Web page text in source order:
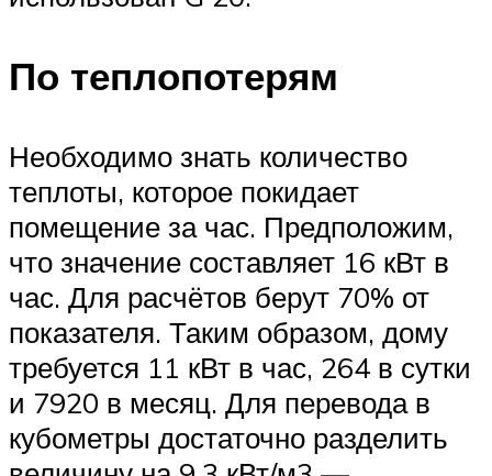
По теплопотерям
Необходимо знать количество
теплоты, которое покидает
помещение за час. Предположим,
что значение составляет 16 кВт в
час. Для расчётов берут 70% от
показателя. Таким образом, дому
требуется 11 кВт в час, 264 в сутки
и 7920 в месяц. Для перевода в
кубометры достаточно разделить